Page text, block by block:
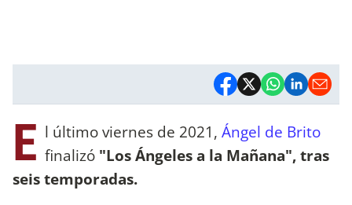
E l último viernes de 2021, Ángel de Brito
finalizó "Los Ángeles a la Mañana", tras
seis temporadas.